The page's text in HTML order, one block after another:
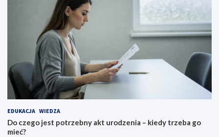
EDUKACJA WIEDZA
Do czego jest potrzebny akt urodzenia – kiedy trzeba go
mieć?